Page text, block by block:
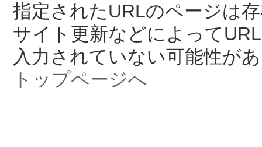
指定されたURLのページは
サイト更新などによって
入力されていない可能性が
トップページへ